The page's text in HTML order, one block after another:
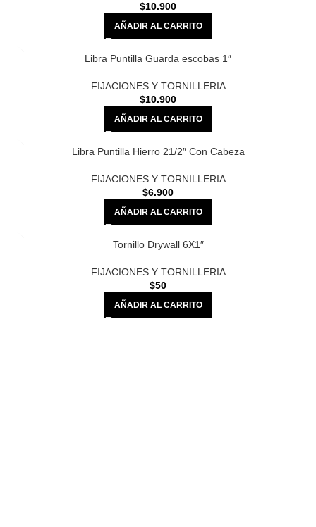
$10.900
AÑADIR AL CARRITO
Libra Puntilla Guarda escobas 1″
FIJACIONES Y TORNILLERIA
$10.900
AÑADIR AL CARRITO
Libra Puntilla Hierro 21/2″ Con Cabeza
FIJACIONES Y TORNILLERIA
$6.900
AÑADIR AL CARRITO
Tornillo Drywall 6X1″
FIJACIONES Y TORNILLERIA
$50
AÑADIR AL CARRITO